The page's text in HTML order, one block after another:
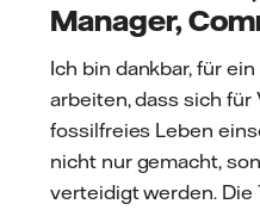
Manager,
Ich bin dankbar, für
arbeiten, dass sich für
fossilfreies Leben
nicht nur gemacht,
verteidigt werden. Die